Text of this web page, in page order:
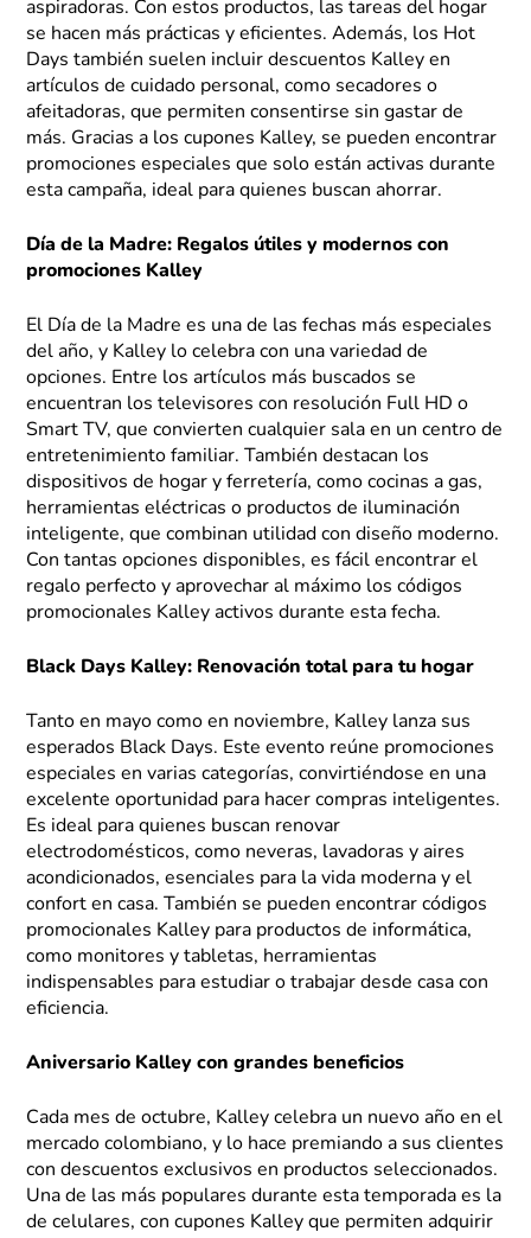
aspiradoras. Con estos productos, las tareas del hogar
se hacen más prácticas y eficientes. Además, los Hot
Days también suelen incluir descuentos Kalley en
artículos de cuidado personal, como secadores o
afeitadoras, que permiten consentirse sin gastar de
más. Gracias a los cupones Kalley, se pueden encontrar
promociones especiales que solo están activas durante
esta campaña, ideal para quienes buscan ahorrar.
Día de la Madre: Regalos útiles y modernos con
promociones Kalley
El Día de la Madre es una de las fechas más especiales
del año, y Kalley lo celebra con una variedad de
opciones. Entre los artículos más buscados se
encuentran los televisores con resolución Full HD o
Smart TV, que convierten cualquier sala en un centro de
entretenimiento familiar. También destacan los
dispositivos de hogar y ferretería, como cocinas a gas,
herramientas eléctricas o productos de iluminación
inteligente, que combinan utilidad con diseño moderno.
Con tantas opciones disponibles, es fácil encontrar el
regalo perfecto y aprovechar al máximo los códigos
promocionales Kalley activos durante esta fecha.
Black Days Kalley: Renovación total para tu hogar
Tanto en mayo como en noviembre, Kalley lanza sus
esperados Black Days. Este evento reúne promociones
especiales en varias categorías, convirtiéndose en una
excelente oportunidad para hacer compras inteligentes.
Es ideal para quienes buscan renovar
electrodomésticos, como neveras, lavadoras y aires
acondicionados, esenciales para la vida moderna y el
confort en casa. También se pueden encontrar códigos
promocionales Kalley para productos de informática,
como monitores y tabletas, herramientas
indispensables para estudiar o trabajar desde casa con
eficiencia.
Aniversario Kalley con grandes beneficios
Cada mes de octubre, Kalley celebra un nuevo año en el
mercado colombiano, y lo hace premiando a sus clientes
con descuentos exclusivos en productos seleccionados.
Una de las más populares durante esta temporada es la
de celulares, con cupones Kalley que permiten adquirir